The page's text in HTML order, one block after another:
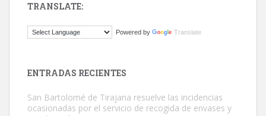
El ayuntamiento se va a llevar a Los Gatos callejeros de la zona los
TRANSLATE:
Powered by Translate
ENTRADAS RECIENTES
San Bartolomé de Tirajana resuelve las incidencias
ocasionadas por el servicio de recogida de envases y